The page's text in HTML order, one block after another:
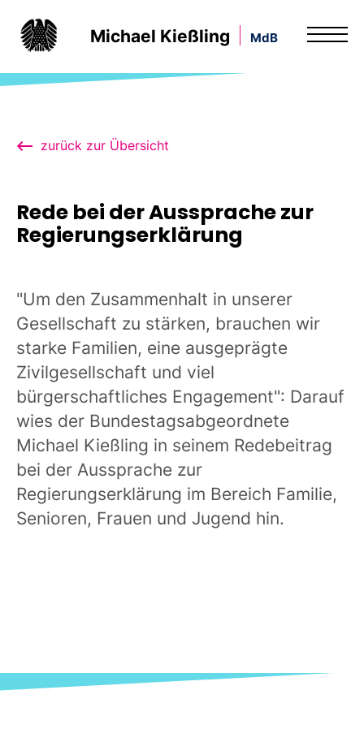
Michael Kießling MdB
zurück zur Übersicht
Rede bei der Aussprache zur
Regierungserklärung
"Um den Zusammenhalt in unserer
Gesellschaft zu stärken, brauchen wir
starke Familien, eine ausgeprägte
Zivilgesellschaft und viel
bürgerschaftliches Engagement": Darauf
wies der Bundestagsabgeordnete
Michael Kießling in seinem Redebeitrag
bei der Aussprache zur
Regierungserklärung im Bereich Familie,
Senioren, Frauen und Jugend hin.